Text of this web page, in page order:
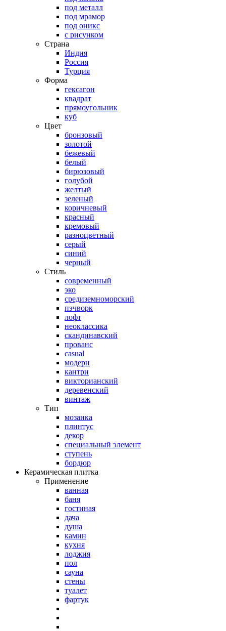
под металл
под мрамор
под оникс
с рисунком
Страна
Индия
Россия
Турция
Форма
гексагон
квадрат
прямоугольник
куб
Цвет
бронзовый
золотой
бежевый
белый
бирюзовый
голубой
желтый
зеленый
коричневый
красный
кремовый
разноцветный
серый
синий
черный
Стиль
современный
эко
средиземноморский
пэчворк
лофт
неоклассика
скандинавский
прованс
casual
модерн
кантри
викторианский
деревенский
винтаж
Тип
мозаика
плинтус
декор
специальный элемент
ступень
бордюр
Керамическая плитка
Применение
ванная
баня
гостиная
дача
душа
камин
кухня
лоджия
пол
сауна
стены
туалет
фартук